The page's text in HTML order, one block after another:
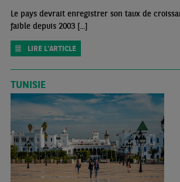
Le pays devrait enregistrer son taux de
faible depuis 2003 [...]
LIRE L'ARTICLE
TUNISIE